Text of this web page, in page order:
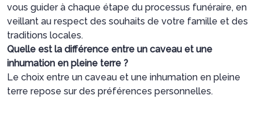
vous guider à chaque étape du processus funéraire, en
veillant au respect des souhaits de votre famille et des
traditions locales.
Quelle est la différence entre un caveau et une
inhumation en pleine terre ?
Le choix entre un caveau et une inhumation en pleine
terre repose sur des préférences personnelles.